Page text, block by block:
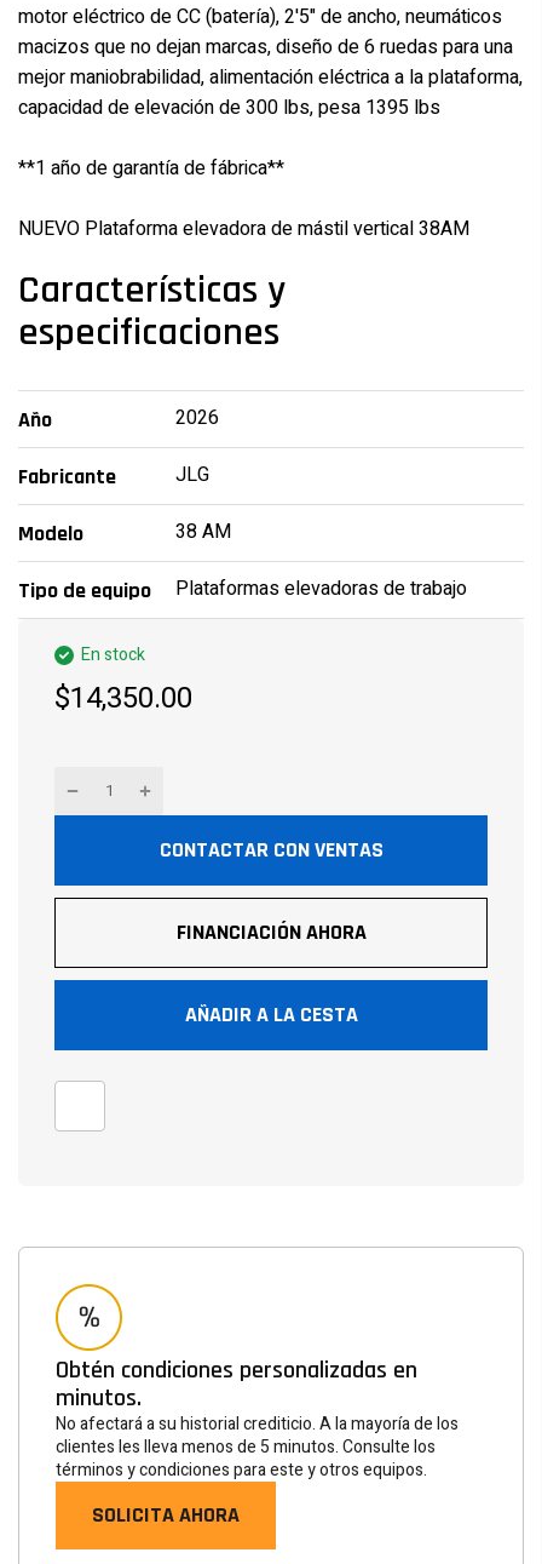
motor eléctrico de CC (batería), 2'5" de ancho, neumáticos
macizos que no dejan marcas, diseño de 6 ruedas para una
mejor maniobrabilidad, alimentación eléctrica a la plataforma,
capacidad de elevación de 300 lbs, pesa 1395 lbs
**1 año de garantía de fábrica**
NUEVO Plataforma elevadora de mástil vertical 38AM
Características y
especificaciones
Año 2026
Fabricante JLG
Modelo 38 AM
Tipo de equipo Plataformas elevadoras de trabajo
En stock
$14,350.00
CONTACTAR CON VENTAS
FINANCIACIÓN AHORA
AÑADIR A LA CESTA
Obtén condiciones personalizadas en
minutos.
No afectará a su historial crediticio. A la mayoría de los
clientes les lleva menos de 5 minutos. Consulte los
términos y condiciones para este y otros equipos.
SOLICITA AHORA